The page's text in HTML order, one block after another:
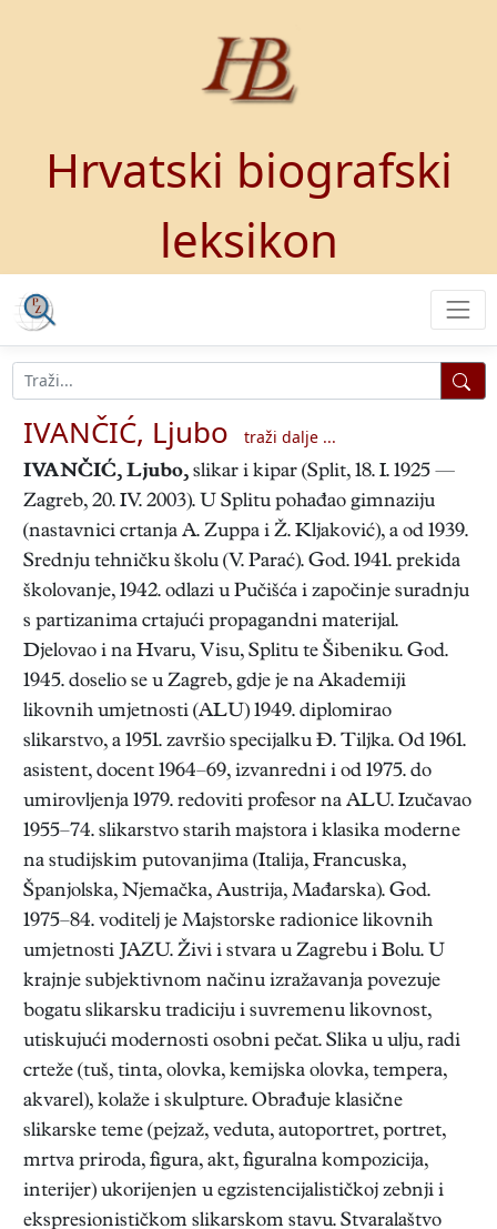
Hrvatski biografski
leksikon
IVANČIĆ, Ljubo
traži dalje ...
IVANČIĆ, Ljubo, slikar i kipar (Split, 18. I. 1925 —
Zagreb, 20. IV. 2003). U Splitu pohađao gimnaziju
(nastavnici crtanja A. Zuppa i Ž. Kljaković), a od 1939.
Srednju tehničku školu (V. Parać). God. 1941. prekida
školovanje, 1942. odlazi u Pučišća i započinje suradnju
s partizanima crtajući propagandni materijal.
Djelovao i na Hvaru, Visu, Splitu te Šibeniku. God.
1945. doselio se u Zagreb, gdje je na Akademiji
likovnih umjetnosti (ALU) 1949. diplomirao
slikarstvo, a 1951. završio specijalku Đ. Tiljka. Od 1961.
asistent, docent 1964–69, izvanredni i od 1975. do
umirovljenja 1979. redoviti profesor na ALU. Izučavao
1955–74. slikarstvo starih majstora i klasika moderne
na studijskim putovanjima (Italija, Francuska,
Španjolska, Njemačka, Austrija, Mađarska). God.
1975–84. voditelj je Majstorske radionice likovnih
umjetnosti JAZU. Živi i stvara u Zagrebu i Bolu. U
krajnje subjektivnom načinu izražavanja povezuje
bogatu slikarsku tradiciju i suvremenu likovnost,
utiskujući modernosti osobni pečat. Slika u ulju, radi
crteže (tuš, tinta, olovka, kemijska olovka, tempera,
akvarel), kolaže i skulpture. Obrađuje klasične
slikarske teme (pejzaž, veduta, autoportret, portret,
mrtva priroda, figura, akt, figuralna kompozicija,
interijer) ukorijenjen u egzistencijalističkoj zebnji i
ekspresionističkom slikarskom stavu. Stvaralaštvo